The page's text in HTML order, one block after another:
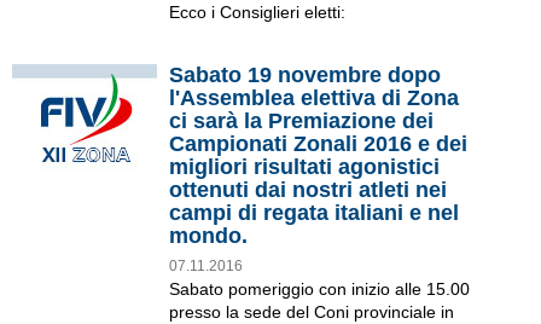
Ecco i Consiglieri eletti:
Sabato 19 novembre dopo
l'Assemblea elettiva di Zona
ci sarà la Premiazione dei
Campionati Zonali 2016 e dei
migliori risultati agonistici
ottenuti dai nostri atleti nei
campi di regata italiani e nel
mondo.
07.11.2016
Sabato pomeriggio con inizio alle 15.00
presso la sede del Coni provinciale in